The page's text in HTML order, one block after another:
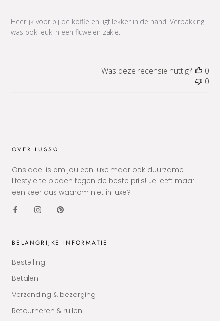
Heerlijk voor bij de koffie en ligt lekker in de hand! Verpakking
was ook leuk in een fluwelen zakje.
Was deze recensie nuttig?
0
0
OVER LUSSO
Ons doel is om jou een luxe maar ook duurzame
lifestyle te bieden tegen de beste prijs! Je leeft maar
een keer dus waarom niet in luxe?
BELANGRIJKE INFORMATIE
Bestelling
Betalen
Verzending & bezorging
Retourneren & ruilen